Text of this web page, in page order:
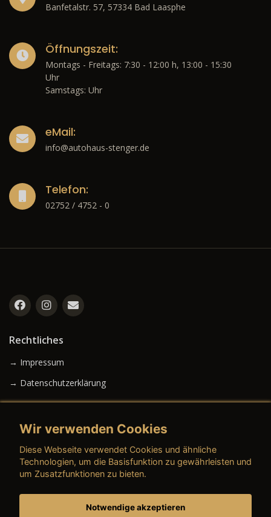
Banfetalstr. 57, 57334 Bad Laasphe
Öffnungszeit:
Montags - Freitags: 7:30 - 12:00 h, 13:00 - 15:30
Uhr
Samstags: Uhr
eMail:
info@autohaus-stenger.de
Telefon:
02752 / 4752 - 0
Rechtliches
→ Impressum
→ Datenschutzerklärung
→ AGB (Gebrauchtwagen)
Wir verwenden Cookies
Diese Webseite verwendet Cookies und ähnliche
Technologien, um die Basisfunktion zu gewährleisten und
um Zusatzfunktionen zu bieten.
Notwendige akzeptieren